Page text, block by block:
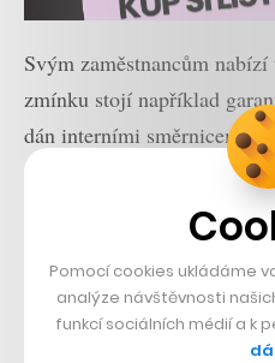
Svým zaměstnancům
zmínku stojí například
dán interními směrnicemi –
„neřekneš si, nemáš“. A
profesního nebo
V práci trávíme až třetinu
těmi nejlepšími.
Pomocí cookies ukládáme
analýze návštěvnosti
funkcí sociálních médií a k